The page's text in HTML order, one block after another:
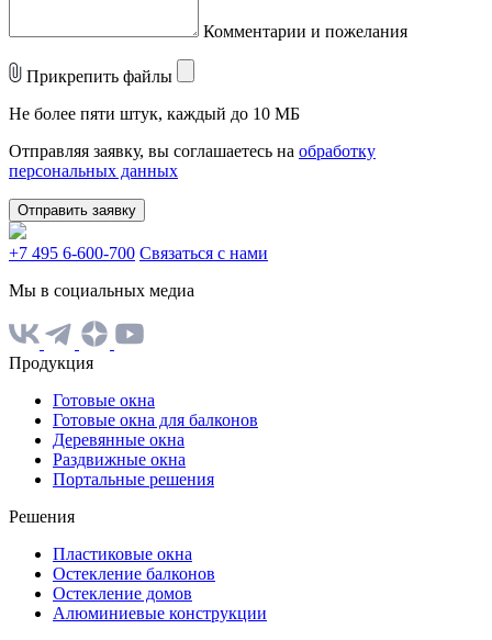
Комментарии и пожелания
Прикрепить файлы
Не более пяти штук, каждый до 10 МБ
Отправляя заявку, вы соглашаетесь на обработку
персональных данных
Отправить заявку
+7 495 6-600-700 Связаться с нами
Мы в социальных медиа
Продукция
Готовые окна
Готовые окна для балконов
Деревянные окна
Раздвижные окна
Портальные решения
Решения
Пластиковые окна
Остекление балконов
Остекление домов
Алюминиевые конструкции